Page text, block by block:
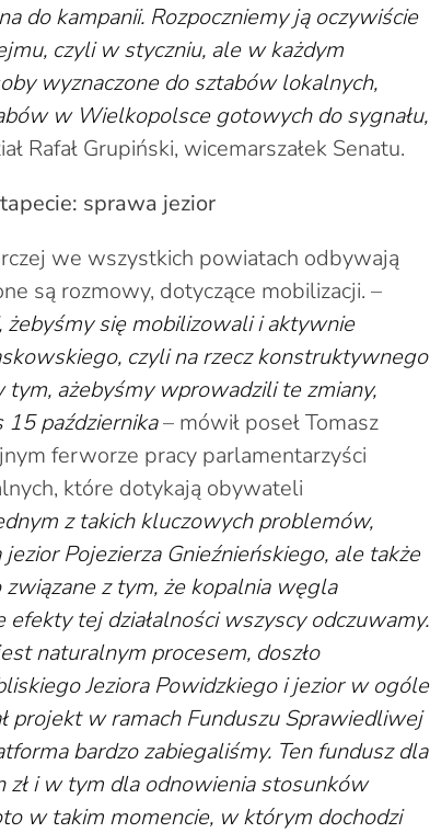
do kampanii. Rozpoczniemy ją oczywiście
czyli w styczniu, ale w każdym
wyznaczone do sztabów lokalnych,
w Wielkopolsce gotowych do sygnału,
Rafał Grupiński, wicemarszałek Senatu.
sprawa jezior
we wszystkich powiatach odbywają
są rozmowy, dotyczące mobilizacji. –
żebyśmy się mobilizowali i aktywnie
czyli na rzecz konstruktywnego
ażebyśmy wprowadzili te zmiany,
15 października– mówił poseł Tomasz
ferworze pracy parlamentarzyści
które dotykają obywateli
z takich kluczowych problemów,
Pojezierza Gnieźnieńskiego, ale także
z tym, że kopalnia węgla
tej działalności wszyscy odczuwamy.
naturalnym procesem, doszło
Jeziora Powidzkiego i jezior w ogóle
projekt w ramach Funduszu Sprawiedliwej
bardzo zabiegaliśmy. Ten fundusz dla
i w tym dla odnowienia stosunków
w takim momencie, w którym dochodzi